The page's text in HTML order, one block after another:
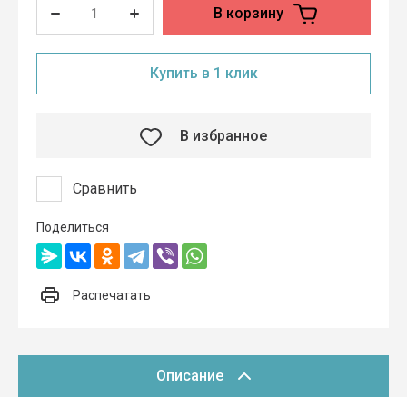
В корзину
Купить в 1 клик
Сравнить
В избранное
Поделиться
Распечатать
Описание